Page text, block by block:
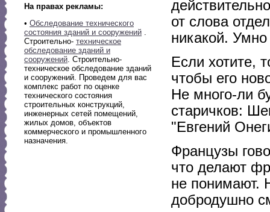
На правах рекламы:
• Обследование технического
состояния зданий и сооружений .
Строительно- техническое
обследование зданий и
сооружений. Строительно-
техническое обследование зданий
и сооружений. Проведем для вас
комплекс работ по оценке
технического состояния
строительных конструкций,
инженерных сетей помещений,
жилых домов, объектов
коммерческого и промышленного
назначения.
от слова
никакой.
Если хотите,
чтобы его
Не много-ли
старичков:
"Евгений
Французы
что делают
не понимают.
добродушно